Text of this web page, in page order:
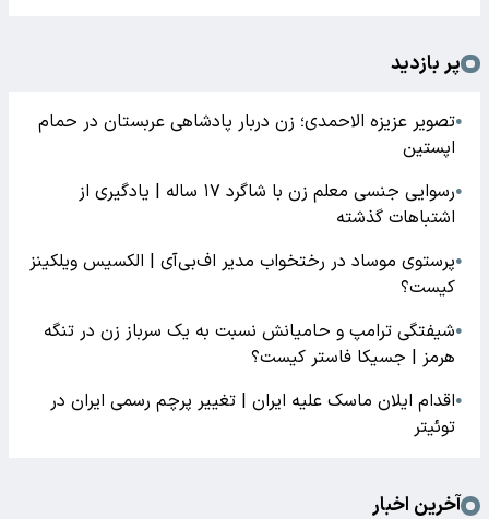
پر بازدید
●تصویر عزیزه الاحمدی؛ زن دربار پادشاهی عربستان در حمام
اپستین
●
رسوایی جنسی معلم زن با شاگرد ۱۷ ساله | یادگیری از
اشتباهات گذشته
●پرستوی موساد در رختخواب مدیر اف‌بی‌آی | الکسیس ویلکینز
کیست؟
●شیفتگی ترامپ و حامیانش نسبت به یک سرباز زن در تنگه
هرمز | جسیکا فاستر کیست؟
●اقدام ایلان ماسک علیه ایران | تغییر پرچم رسمی ایران در
توئیتر
آخرین اخبار